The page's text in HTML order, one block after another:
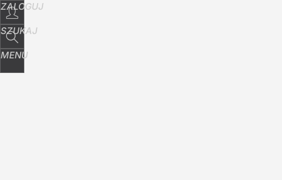
ZALOGUJ
SZUKAJ
MENU